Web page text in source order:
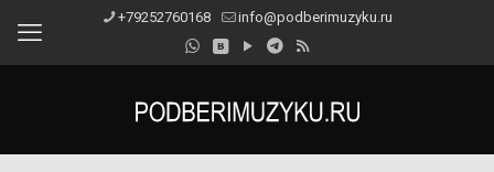
+79252760168 info@podberimuzyku.ru